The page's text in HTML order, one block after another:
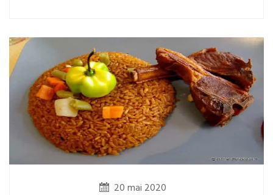
20 mai 2020